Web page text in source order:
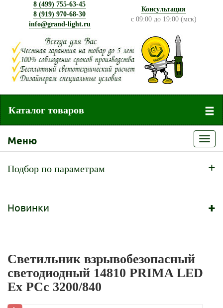
8 (499) 755-63-45
8 (919) 970-68-30
info@grand-light.ru
Консультация
с 09:00 до 19:00 (мск)
Каталог товаров
Меню
Подбор по параметрам +
Новинки +
Светильник взрывобезопасный
светодиодный 14810 PRIMA LED
Ex PCc 3200/840